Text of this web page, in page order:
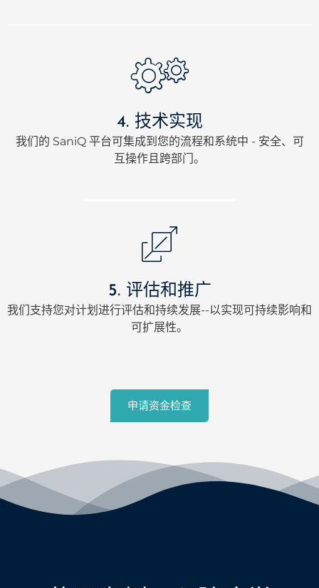
4. 技术实现
我们的 SaniQ 平台可集成到您的流程和系统中 - 安全、可
互操作且跨部门。
5. 评估和推广
我们支持您对计划进行评估和持续发展--以实现可持续影响和
可扩展性。
申请资金检查